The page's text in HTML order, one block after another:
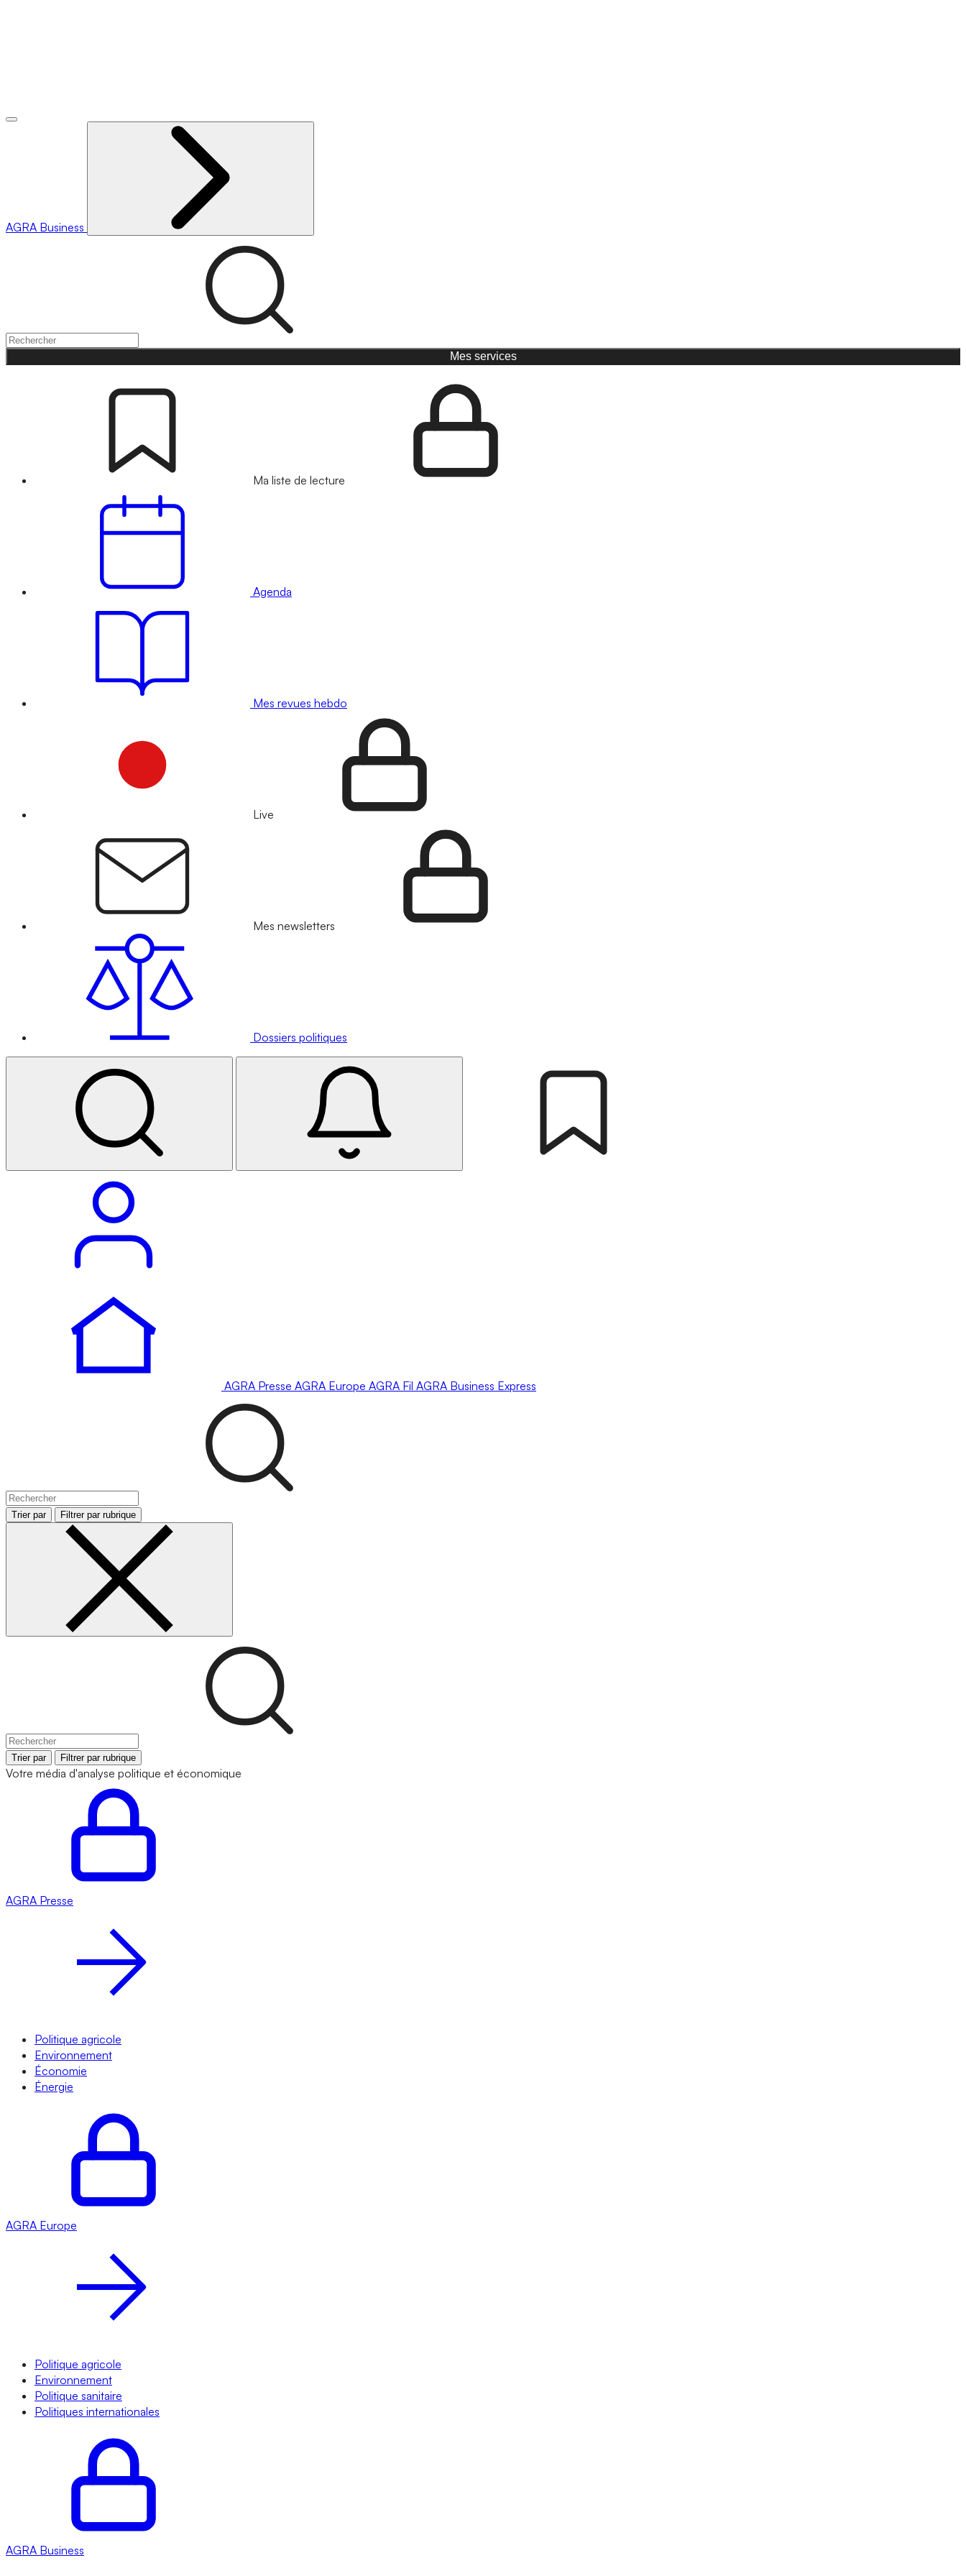
AGRA Business
Mes services
Ma liste de lecture
Agenda
Mes revues hebdo
Live
Mes newsletters
Dossiers politiques
AGRA Presse AGRA Europe AGRA Fil AGRA Business Express
Trier par Filtrer par rubrique
Trier par Filtrer par rubrique
Votre média d'analyse politique et économique
AGRA Presse
Politique agricole
Environnement
Économie
Énergie
AGRA Europe
Politique agricole
Environnement
Politique sanitaire
Politiques internationales
AGRA Business